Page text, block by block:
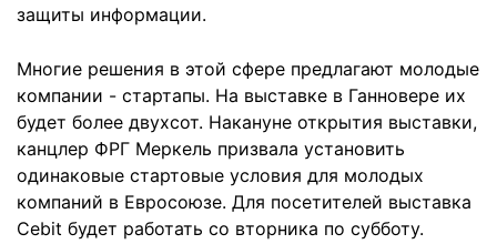
защиты информации.
Многие решения в этой сфере предлагают молодые
компании - стартапы. На выставке в Ганновере их
будет более двухсот. Накануне открытия выставки,
канцлер ФРГ Меркель призвала установить
одинаковые стартовые условия для молодых
компаний в Евросоюзе. Для посетителей выставка
Cebit будет работать со вторника по субботу.